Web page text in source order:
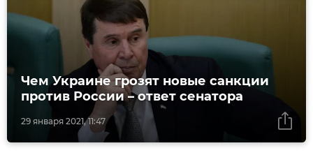
29 января 2021, 11:47
Чем Украине грозят новые санкции
против России – ответ сенатора